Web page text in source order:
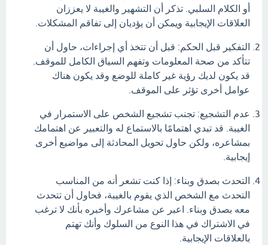
أو الكلام السلبي. تذكر أن التشهير والغيبة لا يعززان
العلاقات الإيجابية ويمكن أن يؤديان إلى تفاقم المشكلات.
التفكير قبل الحكم: قبل أن تتخذ أي إجراءات، حاول أن
تتأكد من صحة المعلومات وتفهم السياق الكامل للموقف.
قد يكون لديك رؤية غير كاملة للوضع وقد يكون هناك
عوامل أخرى تؤثر على الموقف.
عدم التشجيع: تجنب تشجيع الشخص على الاستمرار في
الغيبة. قد تبدي اهتمامًا بالاستماع له والتعبير عن اهتمامك
بمشاعره، ولكن حاول تحويل المحادثة إلى مواضيع أخرى
إيجابية.
التحدث بصدق وبناء: إذا كنت تشعر أنه من المناسب
التحدث مع الشخص الذي يقوم بالغيبة، فحاول أن تتحدث
معه بصدق وبناء. اعبر عن مشاعرك وأخبره بأنك لا ترغب
في الاشتراك في هذا النوع من السلوك وأنك تهتم
بالعلاقات الإيجابية.